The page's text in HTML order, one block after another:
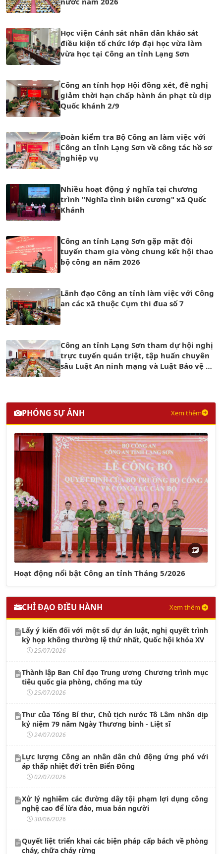
Học viện Cảnh sát nhân dân khảo sát
điều kiện tổ chức lớp đại học vừa làm
vừa học tại Công an tỉnh Lạng Sơn
Công an tỉnh họp Hội đồng xét, đề nghị
giảm thời hạn chấp hành án phạt tù dịp
Quốc khánh 2/9
Đoàn kiểm tra Bộ Công an làm việc với
Công an tỉnh Lạng Sơn về công tác hồ sơ
nghiệp vụ
Nhiều hoạt động ý nghĩa tại chương
trình "Nghĩa tình biên cương" xã Quốc
Khánh
Công an tỉnh Lạng Sơn gặp mặt đội
tuyển tham gia vòng chung kết hội thao
bộ công an năm 2026
Lãnh đạo Công an tỉnh làm việc với Công
an các xã thuộc Cụm thi đua số 7
Công an tỉnh Lạng Sơn tham dự hội nghị
trực tuyến quán triệt, tập huấn chuyên
sâu Luật An ninh mạng và Luật Bảo vệ dữ
PHÓNG SỰ ẢNH Xem thêm
Hoạt động nổi bật Công an tỉnh Tháng 5/2026
CHỈ ĐẠO ĐIỀU HÀNH Xem thêm
Lấy ý kiến đối với một số dự án luật, nghị quyết trình
kỳ họp không thường lệ thứ nhất, Quốc hội khóa XV
25/07/2026
Thành lập Ban Chỉ đạo Trung ương Chương trình mục
tiêu quốc gia phòng, chống ma túy
25/07/2026
Thư của Tổng Bí thư, Chủ tịch nước Tô Lâm nhân dịp
kỷ niệm 79 năm Ngày Thương binh - Liệt sĩ
24/07/2026
Lực lượng Công an nhân dân chủ động ứng phó với
áp thấp nhiệt đới trên Biển Đông
02/07/2026
Xử lý nghiêm các đường dây tội phạm lợi dụng công
nghệ cao để lừa đảo, mua bán người
30/06/2026
Quyết liệt triển khai các biện pháp cấp bách về phòng
cháy, chữa cháy rừng